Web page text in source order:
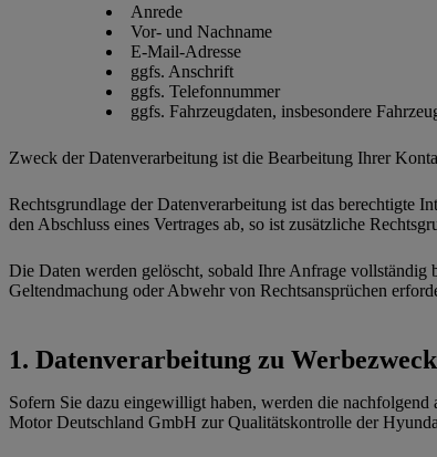
Anrede
Vor- und Nachname
E-Mail-Adresse
ggfs. Anschrift
ggfs. Telefonnummer
ggfs. Fahrzeugdaten, insbesondere
Zweck der Datenverarbeitung ist die Bearbeitung Ihrer
Rechtsgrundlage der Datenverarbeitung ist das berechtigte
den Abschluss eines Vertrages ab, so ist zusätzliche
Die Daten werden gelöscht, sobald Ihre Anfrage
Geltendmachung oder Abwehr von Rechtsansprüchen
Datenverarbeitung zu
Sofern Sie dazu eingewilligt haben, werden die
Motor Deutschland GmbH zur Qualitätskontrolle der